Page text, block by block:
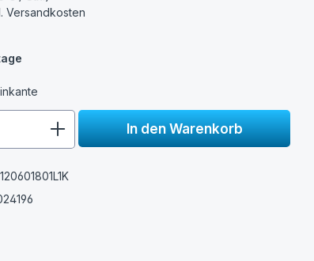
Versandkosten
In den Warenkorb